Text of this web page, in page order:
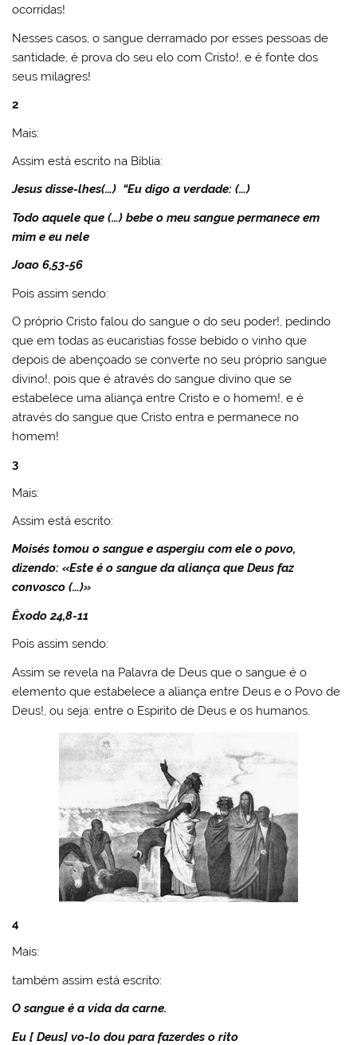
ocorridas!
Nesses casos, o sangue derramado por esses pessoas de
santidade, é prova do seu elo com Cristo!, e é fonte dos
seus milagres!
2
Mais:
Assim está escrito na Bíblia:
Jesus disse-lhes(…) “Eu digo a verdade: (…)
Todo aquele que (…) bebe o meu sangue permanece em
mim e eu nele
Joao 6,53-56
Pois assim sendo:
O próprio Cristo falou do sangue o do seu poder!, pedindo
que em todas as eucaristias fosse bebido o vinho que
depois de abençoado se converte no seu próprio sangue
divino!, pois que é através do sangue divino que se
estabelece uma aliança entre Cristo e o homem!, e é
através do sangue que Cristo entra e permanece no
homem!
3
Mais:
Assim está escrito:
Moisés tomou o sangue e aspergiu com ele o povo,
dizendo: «Este é o sangue da aliança que Deus faz
convosco (…)»
Êxodo 24,8-11
Pois assim sendo:
Assim se revela na Palavra de Deus que o sangue é o
elemento que estabelece a aliança entre Deus e o Povo de
Deus!, ou seja: entre o Espirito de Deus e os humanos.
4
Mais:
também assim está escrito:
O sangue é a vida da carne.
Eu [ Deus] vo-lo dou para fazerdes o rito